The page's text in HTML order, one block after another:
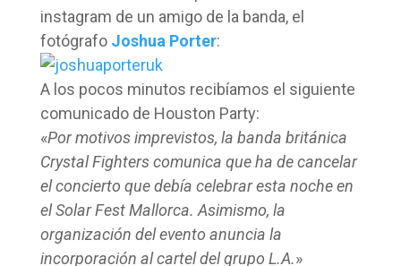
instagram de un amigo de la banda, el
fotógrafo Joshua Porter:
A los pocos minutos recibíamos el siguiente
comunicado de Houston Party:
«Por motivos imprevistos, la banda británica
Crystal Fighters comunica que ha de cancelar
el concierto que debía celebrar esta noche en
el Solar Fest Mallorca. Asimismo, la
organización del evento anuncia la
incorporación al cartel del grupo L.A.»